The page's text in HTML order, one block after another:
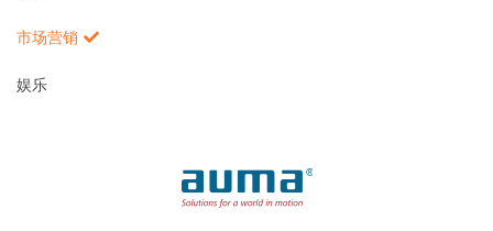
市场营销
娱乐